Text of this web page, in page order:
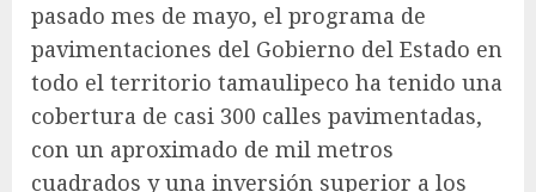
pasado mes de mayo, el programa de
pavimentaciones del Gobierno del Estado en
todo el territorio tamaulipeco ha tenido una
cobertura de casi 300 calles pavimentadas,
con un aproximado de mil metros
cuadrados y una inversión superior a los